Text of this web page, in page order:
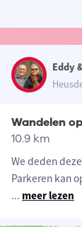
Eddy
Wandelen
10.9 km
We deden
Parkeren kan
... meer lezen